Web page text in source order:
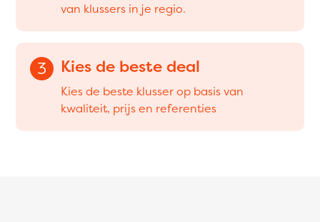
van klussers in je regio.
3 Kies de beste deal
Kies de beste klusser op basis van
kwaliteit, prijs en referenties